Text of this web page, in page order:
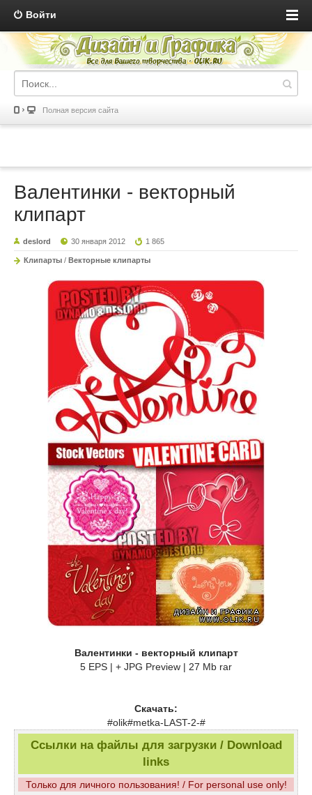
Войти
Полная версия сайта
Валентинки - векторный
клипарт
deslord 30 января 2012 1 865
Клипарты / Векторные клипарты
Валентинки - векторный клипарт
5 EPS | + JPG Preview | 27 Mb rar
Скачать:
#olik#metka-LAST-2-#
Ссылки на файлы для загрузки / Download
links
Только для личного пользования! / For personal use only!